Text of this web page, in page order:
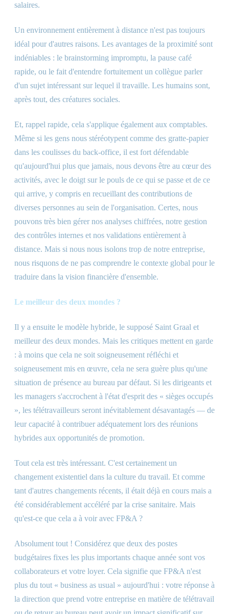
salaires.
Un environnement entièrement à distance n'est pas toujours
idéal pour d'autres raisons. Les avantages de la proximité sont
indéniables : le brainstorming impromptu, la pause café
rapide, ou le fait d'entendre fortuitement un collègue parler
d'un sujet intéressant sur lequel il travaille. Les humains sont,
après tout, des créatures sociales.
Et, rappel rapide, cela s'applique également aux comptables.
Même si les gens nous stéréotypent comme des gratte-papier
dans les coulisses du back-office, il est fort défendable
qu'aujourd'hui plus que jamais, nous devons être au cœur des
activités, avec le doigt sur le pouls de ce qui se passe et de ce
qui arrive, y compris en recueillant des contributions de
diverses personnes au sein de l'organisation. Certes, nous
pouvons très bien gérer nos analyses chiffrées, notre gestion
des contrôles internes et nos validations entièrement à
distance. Mais si nous nous isolons trop de notre entreprise,
nous risquons de ne pas comprendre le contexte global pour le
traduire dans la vision financière d'ensemble.
Le meilleur des deux mondes ?
Il y a ensuite le modèle hybride, le supposé Saint Graal et
meilleur des deux mondes. Mais les critiques mettent en garde
: à moins que cela ne soit soigneusement réfléchi et
soigneusement mis en œuvre, cela ne sera guère plus qu'une
situation de présence au bureau par défaut. Si les dirigeants et
les managers s'accrochent à l'état d'esprit des « sièges occupés
», les télétravailleurs seront inévitablement désavantagés — de
leur capacité à contribuer adéquatement lors des réunions
hybrides aux opportunités de promotion.
Tout cela est très intéressant. C'est certainement un
changement existentiel dans la culture du travail. Et comme
tant d'autres changements récents, il était déjà en cours mais a
été considérablement accéléré par la crise sanitaire. Mais
qu'est-ce que cela a à voir avec FP&A ?
Absolument tout ! Considérez que deux des postes
budgétaires fixes les plus importants chaque année sont vos
collaborateurs et votre loyer. Cela signifie que FP&A n'est
plus du tout « business as usual » aujourd'hui : votre réponse à
la direction que prend votre entreprise en matière de télétravail